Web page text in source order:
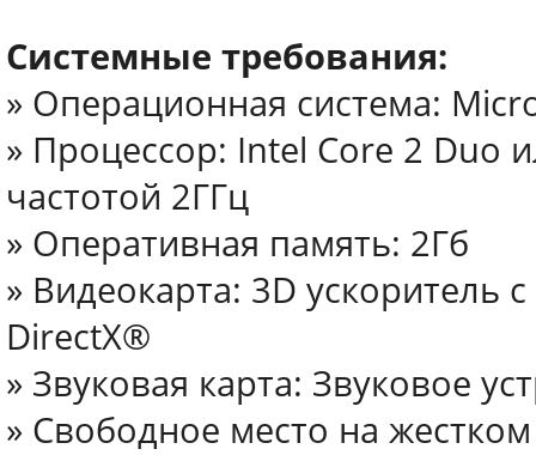
Системные требования:
» Операционная система:
» Процессор: Intel Core 2 Duo
частотой 2ГГц
» Оперативная память: 2Гб
» Видеокарта: 3D ускоритель
DirectX®
» Звуковая карта: Звуковое
» Свободное место на